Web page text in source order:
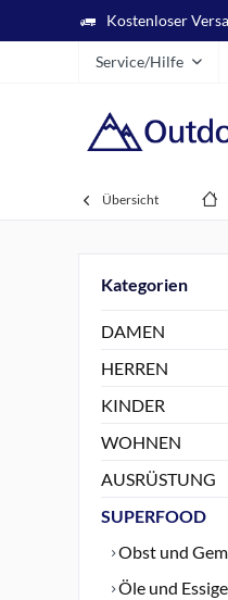
Kostenloser
Service/Hilfe
Übersicht
Kategorien
DAMEN
HERREN
KINDER
WOHNEN
AUSRÜSTUNG
SUPERFOOD
Obst und
Öle und Essige